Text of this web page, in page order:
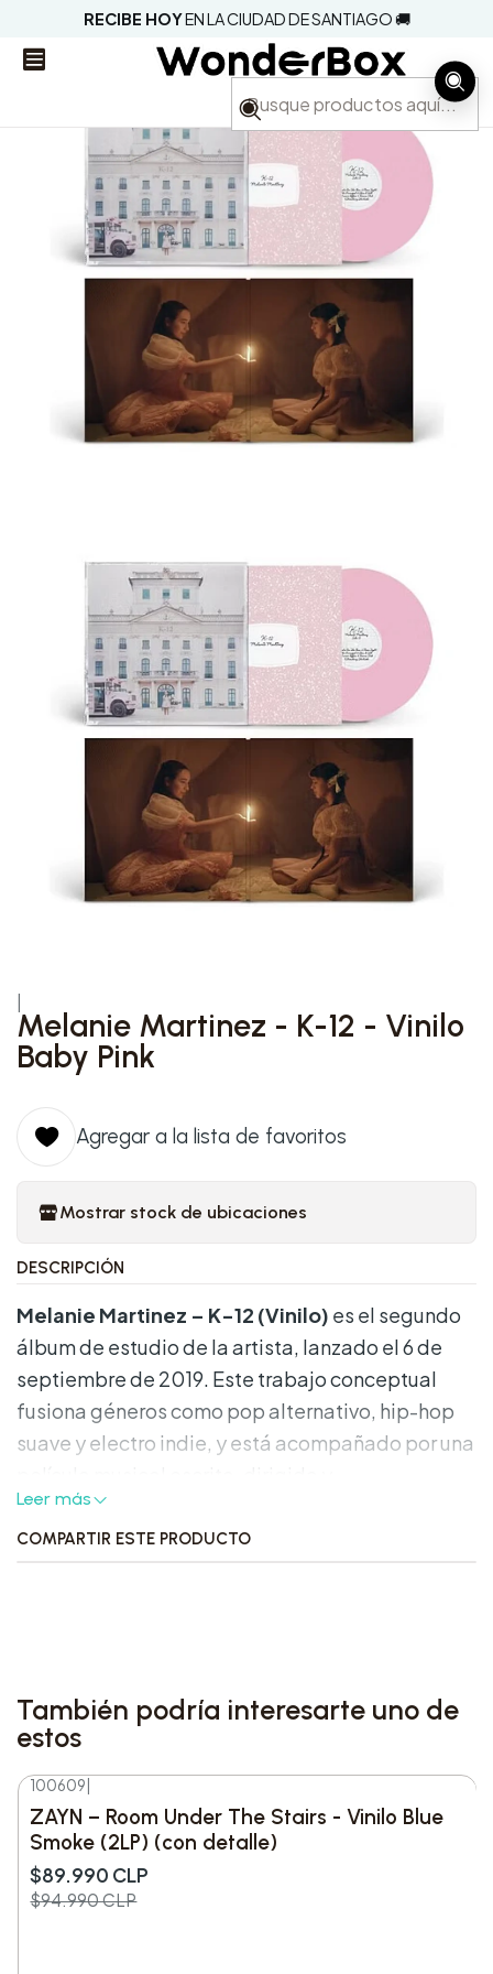
RECIBE HOYEN LA CIUDAD DE SANTIAGO 🚚
Melanie Martinez - K-12 - Vinilo
Baby Pink
Agregar a la lista de favoritos
Mostrar stock de ubicaciones
DESCRIPCIÓN
Melanie Martinez – K-12 (Vinilo) es el segundo
álbum de estudio de la artista, lanzado el 6 de
septiembre de 2019. Este trabajo conceptual
fusiona géneros como pop alternativo, hip-hop
suave y electro indie, y está acompañado por una
protagonizada por la propia Melanie Martinez.
Detalles del producto
• Presentación:Carpeta desplegable
(gatefold) a todo color
•Contenido adicional:Incluye un folleto de 16
páginas con letras, créditos y fotografías del
filme
Leer más
COMPARTIR ESTE PRODUCTO
También podría interesarte uno de
estos
-5% DESC.
100609
ZAYN – Room Under The Stairs - Vinilo Blue
Smoke (2LP) (con detalle)
$89.990 CLP
$94.990 CLP